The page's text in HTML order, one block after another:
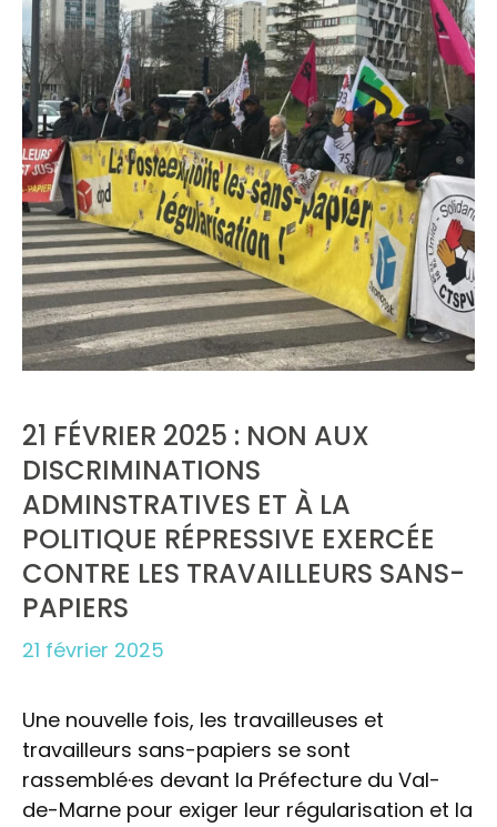
21 FÉVRIER 2025 : NON AUX
DISCRIMINATIONS
ADMINSTRATIVES ET À LA
POLITIQUE RÉPRESSIVE EXERCÉE
CONTRE LES TRAVAILLEURS SANS-
PAPIERS
21 février 2025
Une nouvelle fois, les travailleuses et
travailleurs sans-papiers se sont
rassemblé·es devant la Préfecture du Val-
de-Marne pour exiger leur régularisation et la